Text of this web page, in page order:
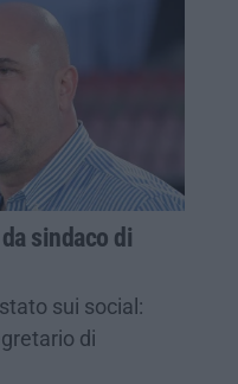
sindaco di
sui social:
di